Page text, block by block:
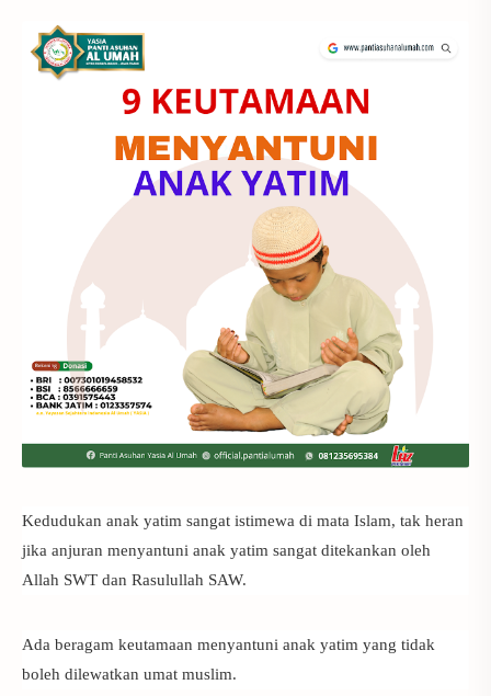
Kedudukan anak yatim sangat istimewa di mata Islam, tak heran
jika anjuran menyantuni anak yatim sangat ditekankan oleh
Allah SWT dan Rasulullah SAW.
Ada beragam keutamaan menyantuni anak yatim yang tidak
boleh dilewatkan umat muslim.